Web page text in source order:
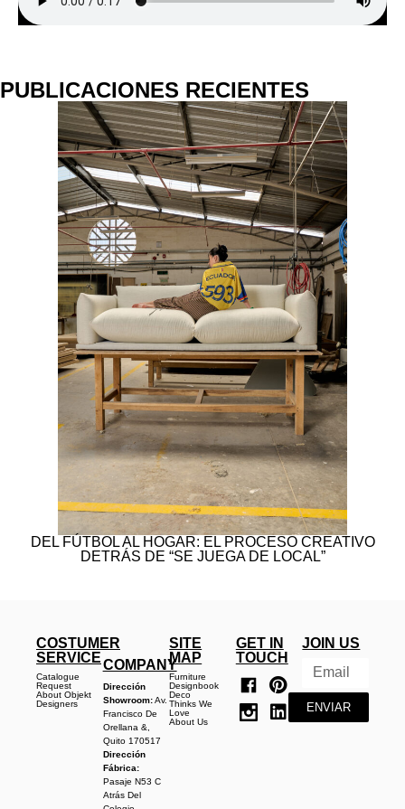
PUBLICACIONES RECIENTES
DEL FÚTBOL AL HOGAR: EL PROCESO CREATIVO
DETRÁS DE “SE JUEGA DE LOCAL”
COSTUMER
SERVICE
Catalogue
Request
About Objekt
Designers
COMPANY
Dirección
Showroom:Av.
Francisco De
Orellana &,
Quito 170517
Dirección
Fábrica:
Pasaje N53 C
Atrás Del
SITE
MAP
Furniture
Designbook
Deco
Thinks We
Love
About Us
GET IN
TOUCH
JOIN US
ENVIAR